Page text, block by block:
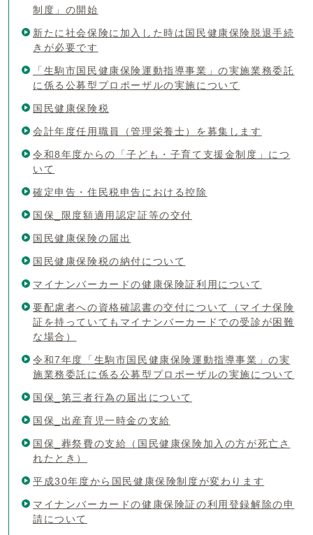
制度」の開始
新たに社会保険に加入した時は国民健康保険脱退手続
きが必要です
「生駒市国民健康保険運動指導事業」の実施業務委託
に係る公募型プロポーザルの実施について
国民健康保険税
会計年度任用職員（管理栄養士）を募集します
令和8年度からの「子ども・子育て支援金制度」につ
いて
確定申告・住民税申告における控除
国保_限度額適用認定証等の交付
国民健康保険の届出
国民健康保険税の納付について
マイナンバーカードの健康保険証利用について
要配慮者への資格確認書の交付について（マイナ保険
証を持っていてもマイナンバーカードでの受診が困難
な場合）
令和7年度「生駒市国民健康保険運動指導事業」の実
施業務委託に係る公募型プロポーザルの実施について
国保_第三者行為の届出について
国保_出産育児一時金の支給
国保_葬祭費の支給（国民健康保険加入の方が死亡さ
れたとき）
平成30年度から国民健康保険制度が変わります
マイナンバーカードの健康保険証の利用登録解除の申
請について